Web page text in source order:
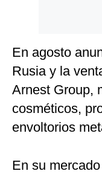
En agosto
Rusia y la
Arnest Group,
cosméticos,
envoltorios
En su